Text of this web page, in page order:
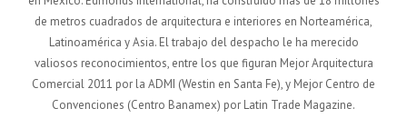
de metros cuadrados de arquitectura e interiores en Norteamérica,
Latinoamérica y Asia. El trabajo del despacho le ha merecido
valiosos reconocimientos, entre los que figuran Mejor Arquitectura
Comercial 2011 por la ADMI (Westin en Santa Fe), y Mejor Centro de
Convenciones (Centro Banamex) por Latin Trade Magazine.